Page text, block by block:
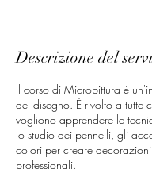
Descrizione del
Il corso di Micropittura è
del disegno. È rivolto a tutte
vogliono apprendere le
lo studio dei pennelli, gli
colori per creare
professionali.